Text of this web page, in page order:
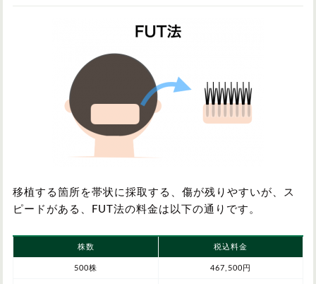
移植する箇所を帯状に採取する、傷が残りやすいが、ス
ピードがある、FUT法の料金は以下の通りです。
株数 税込料金
500株 467,500円